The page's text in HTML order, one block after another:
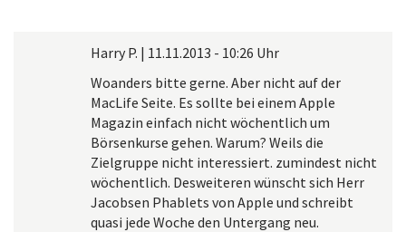
Harry P. | 11.11.2013 - 10:26 Uhr
Woanders bitte gerne. Aber nicht auf der
MacLife Seite. Es sollte bei einem Apple
Magazin einfach nicht wöchentlich um
Börsenkurse gehen. Warum? Weils die
Zielgruppe nicht interessiert. zumindest nicht
wöchentlich. Desweiteren wünscht sich Herr
Jacobsen Phablets von Apple und schreibt
quasi jede Woche den Untergang neu.